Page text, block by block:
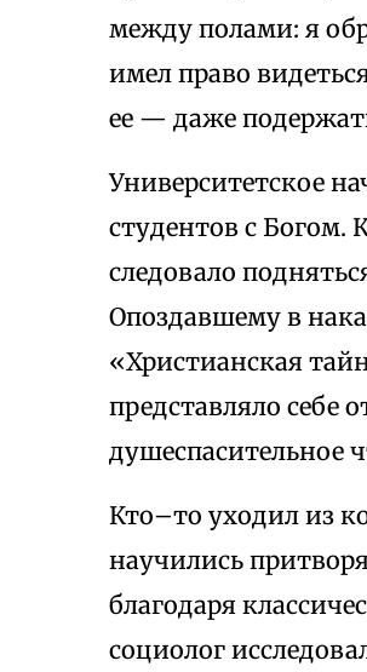
между полами: я
имел право
ее — даже
Университетское
студентов с Богом.
следовало
Опоздавшему в
«Христианская
представляло себе
душеспасительное
Кто–то уходил из
научились
благодаря
социолог